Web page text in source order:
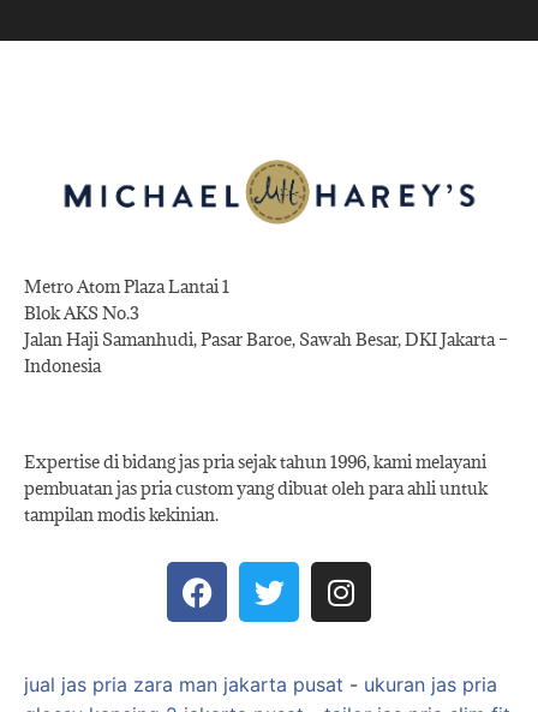
Metro Atom Plaza Lantai 1
Blok AKS No.3
Jalan Haji Samanhudi, Pasar Baroe, Sawah Besar, DKI Jakarta –
Indonesia
Expertise di bidang jas pria sejak tahun 1996, kami melayani
pembuatan jas pria custom yang dibuat oleh para ahli untuk
tampilan modis kekinian.
jual jas pria zara man jakarta pusat - ukuran jas pria